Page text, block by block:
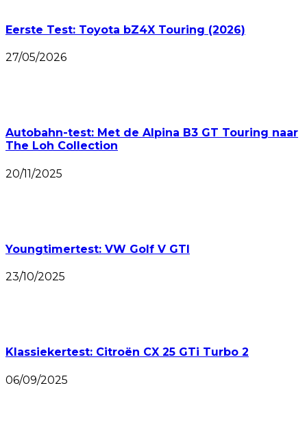
Eerste Test: Toyota bZ4X Touring (2026)
27/05/2026
Autobahn-test: Met de Alpina B3 GT Touring naar
The Loh Collection
20/11/2025
Youngtimertest: VW Golf V GTI
23/10/2025
Klassiekertest: Citroën CX 25 GTi Turbo 2
06/09/2025